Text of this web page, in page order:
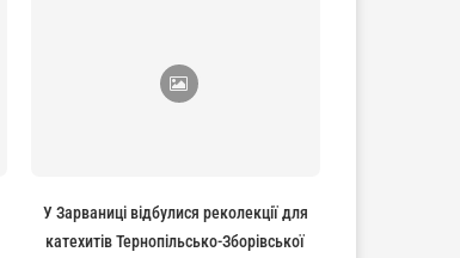
У Зарваниці відбулися реколекції для
катехитів Тернопільсько-Зборівської